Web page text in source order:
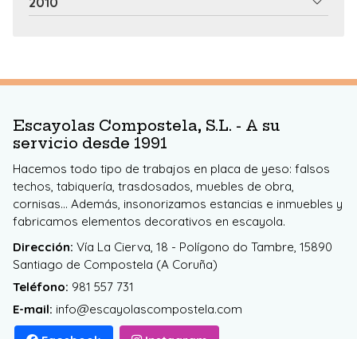
Escayolas Compostela, S.L. - A su
servicio desde 1991
Hacemos todo tipo de trabajos en placa de yeso: falsos
techos, tabiquería, trasdosados, muebles de obra,
cornisas... Además, insonorizamos estancias e inmuebles y
fabricamos elementos decorativos en escayola.
Dirección: Vía La Cierva, 18 - Polígono do Tambre, 15890
Santiago de Compostela (A Coruña)
Teléfono: 981 557 731
E-mail: info@escayolascompostela.com